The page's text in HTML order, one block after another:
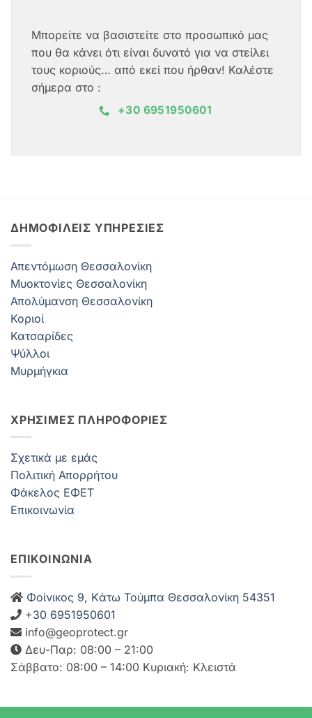
Μπορείτε να βασιστείτε στο προσωπικό μας
που θα κάνει ότι είναι δυνατό για να στείλει
τους κοριούς… από εκεί που ήρθαν! Καλέστε
σήμερα στο :
+30 6951950601
ΔΗΜΟΦΙΛΕΊΣ ΥΠΗΡΕΣΊΕΣ
Απεντόμωση Θεσσαλονίκη
Μυοκτονίες Θεσσαλονίκη
Απολύμανση Θεσσαλονίκη
Κοριοί
Κατσαρίδες
Ψύλλοι
Μυρμήγκια
ΧΡΗΣΙΜΕΣ ΠΛΗΡΟΦΟΡΙΕΣ
Σχετικά με εμάς
Πολιτική Απορρήτου
Φάκελος ΕΦΕΤ
Επικοινωνία
ΕΠΙΚΟΙΝΩΝΙΑ
Φοίνικος 9, Kάτω Τούμπα Θεσσαλονίκη 54351
+30 6951950601
info@geoprotect.gr
Δευ-Παρ: 08:00 – 21:00
Σάββατο: 08:00 – 14:00 Κυριακή: Κλειστά